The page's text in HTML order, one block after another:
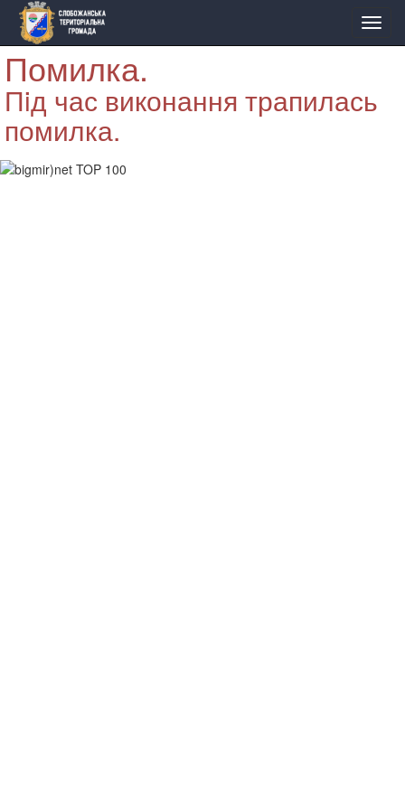
Помилка.
Пiд час виконання трапилась
помилка.